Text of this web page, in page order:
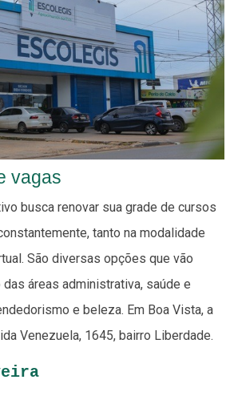
vagas
busca renovar sua grade de cursos
tanto na modalidade
São diversas opções que vão
áreas administrativa, saúde e
e beleza. Em Boa Vista, a
Venezuela, 1645, bairro Liberdade.